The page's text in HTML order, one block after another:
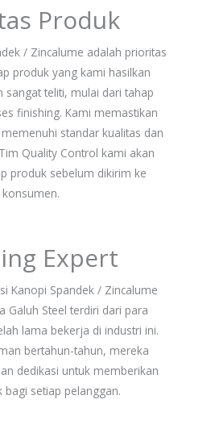
Produk
/ Zincalume adalah prioritas
produk yang kami hasilkan
sangat teliti, mulai dari tahap
finishing. Kami memastikan
standar kualitas dan
Quality Control kami akan
produk sebelum dikirim ke
konsumen.
Expert
Kanopi Spandek / Zincalume
Galuh Steel terdiri dari para
lama bekerja di industri ini.
bertahun-tahun, mereka
dedikasi untuk memberikan
bagi setiap pelanggan.